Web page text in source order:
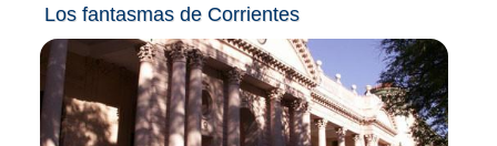
Los fantasmas de Corrientes